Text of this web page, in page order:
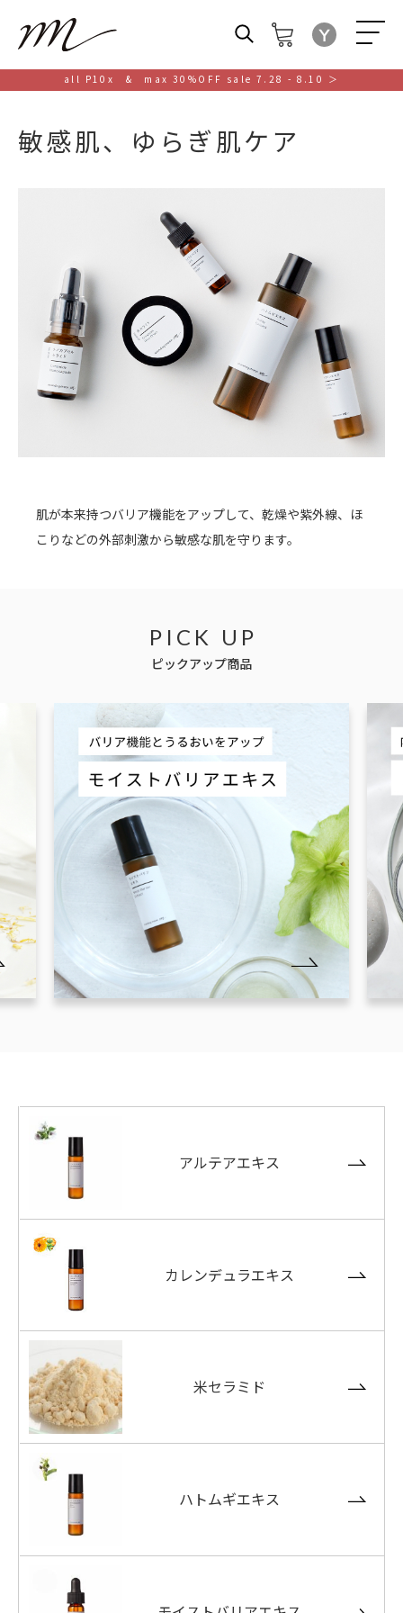
all P10x & max 30%OFF sale 7.28 - 8.10 ＞
敏感肌、ゆらぎ肌ケア
肌が本来持つバリア機能をアップして、乾燥や紫外線、ほ
こりなどの外部刺激から敏感な肌を守ります。
PICK UP
ピックアップ商品
アルテアエキス
カレンデュラエキス
米セラミド
ハトムギエキス